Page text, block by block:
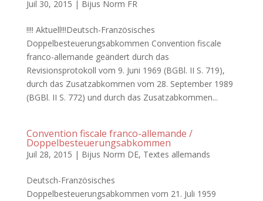
Juil 30, 2015 | Bijus Norm FR
!!!! Aktuell!!!Deutsch-Französisches
Doppelbesteuerungsabkommen Convention fiscale
franco-allemande geändert durch das
Revisionsprotokoll vom 9. Juni 1969 (BGBl. II S. 719),
durch das Zusatzabkommen vom 28. September 1989
(BGBl. II S. 772) und durch das Zusatzabkommen...
Convention fiscale franco-allemande /
Doppelbesteuerungsabkommen
Juil 28, 2015 | Bijus Norm DE, Textes allemands
Deutsch-Französisches
Doppelbesteuerungsabkommen vom 21. Juli 1959